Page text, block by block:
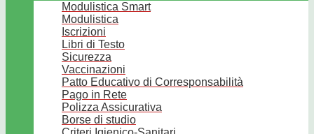
Modulistica Smart
Modulistica
Iscrizioni
Libri di Testo
Sicurezza
Vaccinazioni
Patto Educativo di Corresponsabilità
Pago in Rete
Polizza Assicurativa
Borse di studio